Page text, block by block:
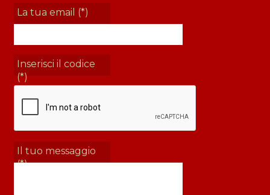
La tua email (*)
Inserisci il codice
(*)
Il tuo messaggio
(*)